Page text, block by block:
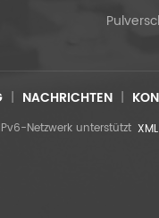
| NACHRICHTEN |
IPv6-Netzwerk unterstützt XML